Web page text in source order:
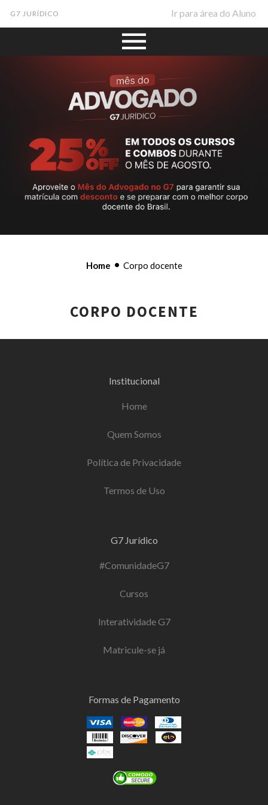
G7 JURÍDICO Ir para área do Aluno
Home • Corpo docente
CORPO DOCENTE
Institucional
Home
Quem Somos
Política de Privacidade
Termos de Uso
G7 Jurídico
#ComunidadeG7
Cursos
Interatividade G7
Matricule-se já
Formas de Pagamento